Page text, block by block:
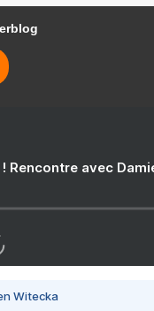
Rencontre avec
Witecka